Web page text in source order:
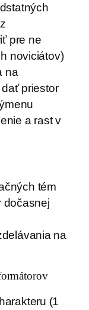
pre ne
noviciátov)
na
priestor
a rast v
tém
dočasnej
na
(1